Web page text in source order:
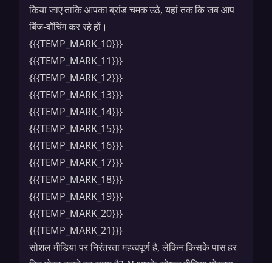
किया जाए ताकि आपका ब्रांड चमक उठे, यहां तक कि जब आप
बिंज-वॉचिंग कर रहे हों।
{{{TEMP_MARK_10}}}
{{{TEMP_MARK_11}}}
{{{TEMP_MARK_12}}}
{{{TEMP_MARK_13}}}
{{{TEMP_MARK_14}}}
{{{TEMP_MARK_15}}}
{{{TEMP_MARK_16}}}
{{{TEMP_MARK_17}}}
{{{TEMP_MARK_18}}}
{{{TEMP_MARK_19}}}
{{{TEMP_MARK_20}}}
{{{TEMP_MARK_21}}}
सोशल मीडिया पर निरंतरता महत्वपूर्ण है, लेकिन किसके पास हर